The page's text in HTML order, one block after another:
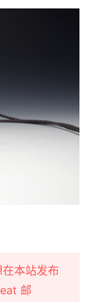
本站发布
邮